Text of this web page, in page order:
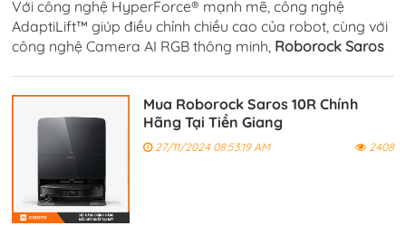
Với công nghệ HyperForce® mạnh mẽ, công nghệ
AdaptiLift™ giúp điều chỉnh chiều cao của robot, cùng với
công nghệ Camera AI RGB thông minh, Roborock Saros
Mua Roborock Saros 10R Chính
Hãng Tại Tiền Giang
27/11/2024 08:53:19 AM 2408